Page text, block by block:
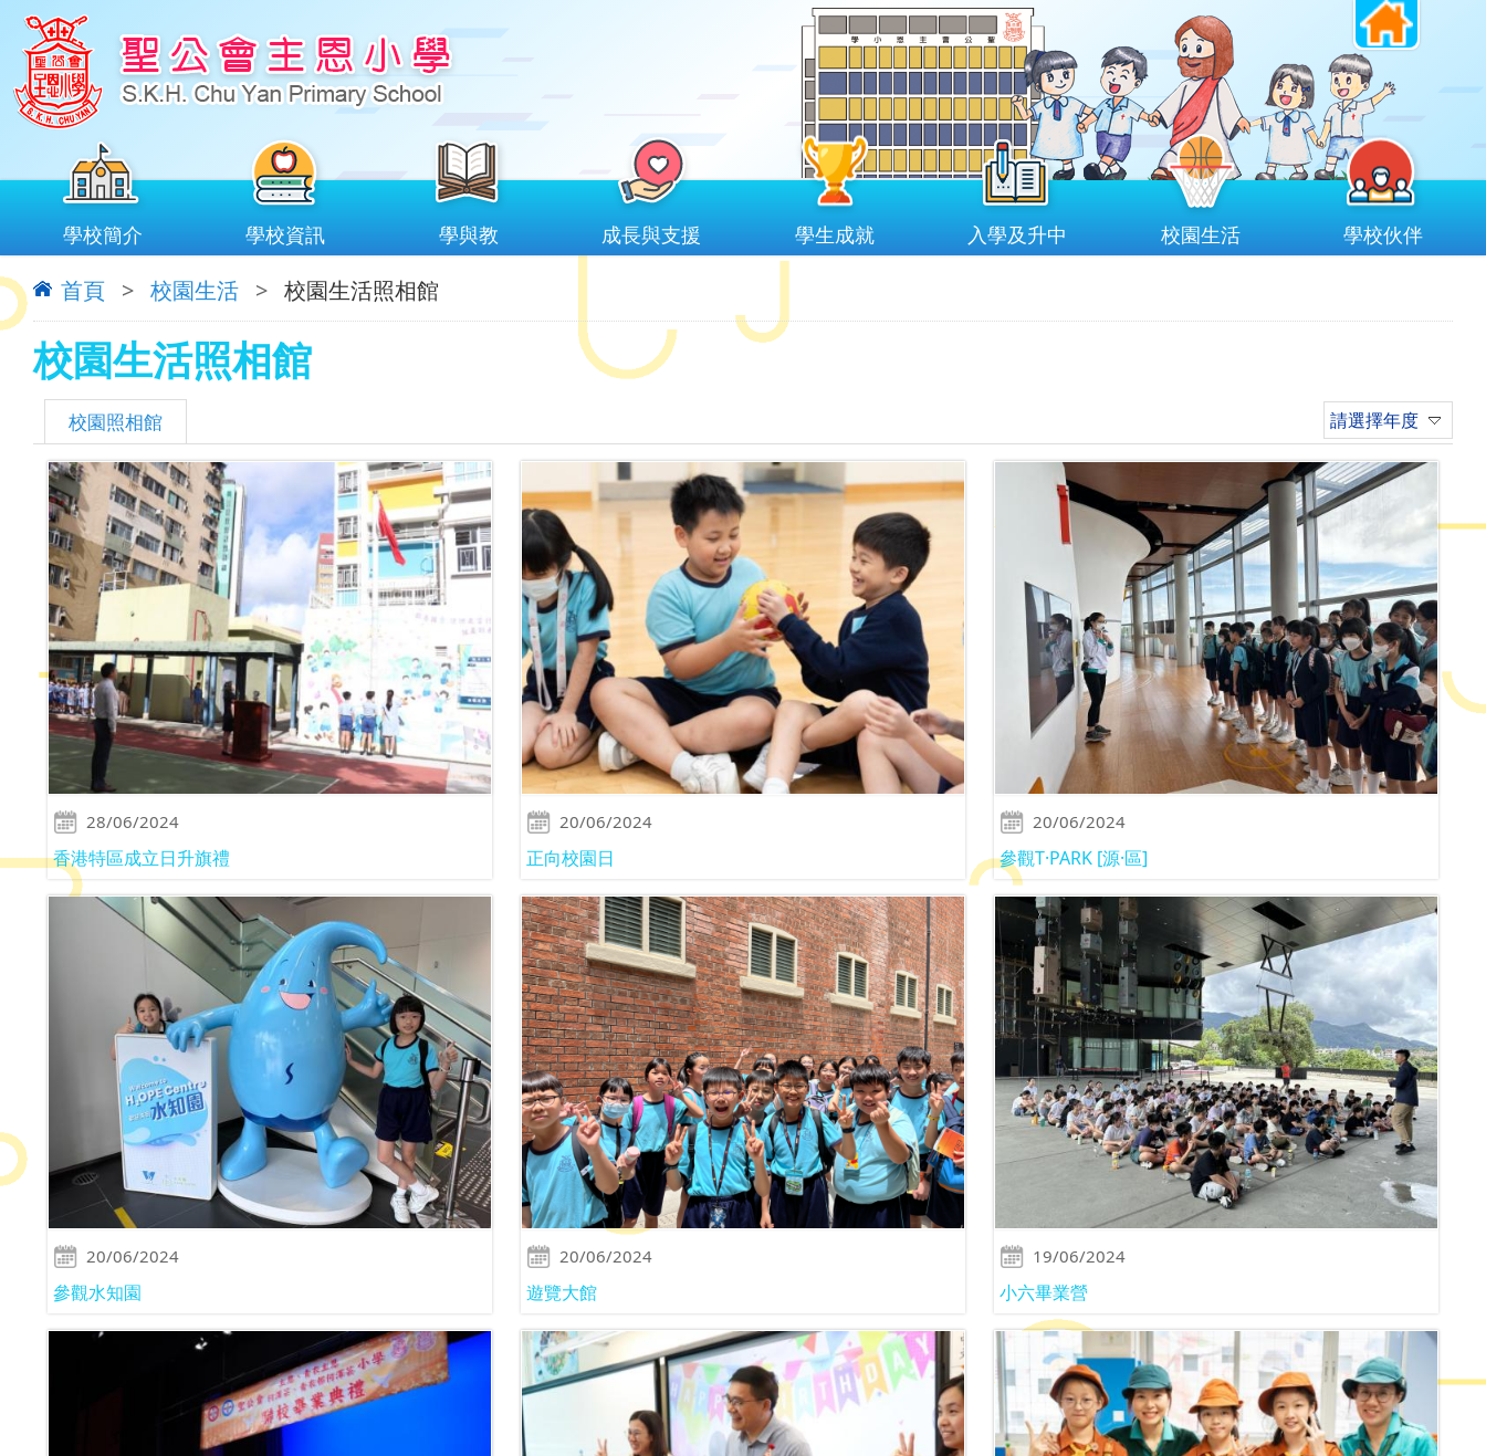
學校簡介 學校資訊 學與教 成長與支援 學生成就 入學及升中 校園生活 學校伙伴
首頁 > 校園生活 > 校園生活照相館
校園生活照相館
請選擇年度
校園照相館
28/06/2024
香港特區成立日升旗禮
20/06/2024
正向校園日
20/06/2024
參觀T·PARK [源·區]
20/06/2024
參觀水知園
20/06/2024
遊覽大館
19/06/2024
小六畢業營